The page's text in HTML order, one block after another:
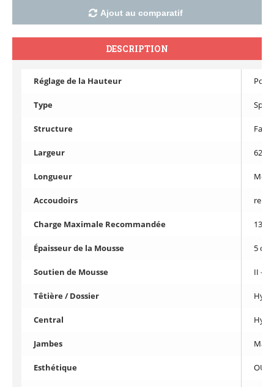
Ajout au comparatif
DESCRIPTION
Réglage de la Hauteur
Type
Structure
Largeur 62
Longueur
Accoudoirs
Charge Maximale Recommandée 135
Épaisseur de la Mousse 5 cm
Soutien de Mousse II –
Têtière / Dossier
Central
Jambes
Esthétique OUI